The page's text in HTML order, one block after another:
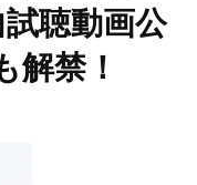
聴動画公
解禁！